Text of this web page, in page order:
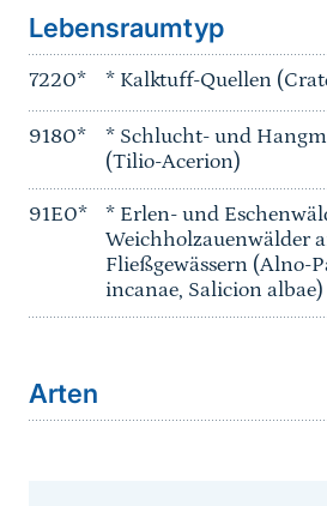
Lebensraumtyp
7220* * Kalktuff-Quellen
9180*
* Schlucht- und
(Tilio-Acerion)
91E0*
* Erlen- und
Weichholzauenwälder
Fließgewässern (Alno-
incanae, Salicion albae)
Arten